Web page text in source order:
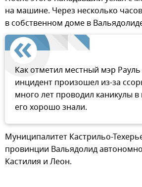
на машине. Через несколько
в собственном доме в
Как отметил местный мэр Рауль
инцидент произошел из-за
много лет проводил каникулы в
его хорошо знали.
Муниципалитет Кастрильо-
провинции Вальядолид
Кастилия и Леон.